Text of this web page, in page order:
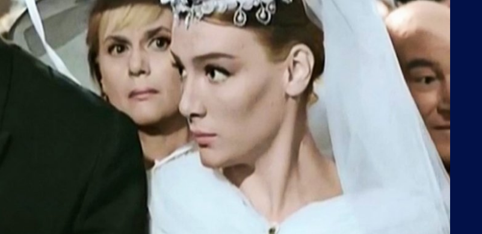
...πληκτρολογήστε κείμενο προς αναζήτηση